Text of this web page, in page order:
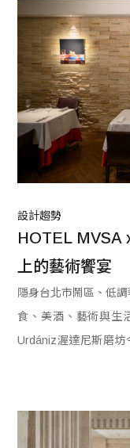
合體。因此在東區街
跨界色彩。 今年的活
到東區的主幹道——聞
拼貼圖像、插畫、剪
藉由他們的創作視角
裝置作品，結合過去
不同的新東區記憶。
設計趨勢
HOTEL MVSA
上的藝術饗宴
隱身台北市鬧區、低
食、美酒、藝術與生
Urdániz渥達尼斯磨坊
藝廊YellowKorner合
寰宇世界為主題，透